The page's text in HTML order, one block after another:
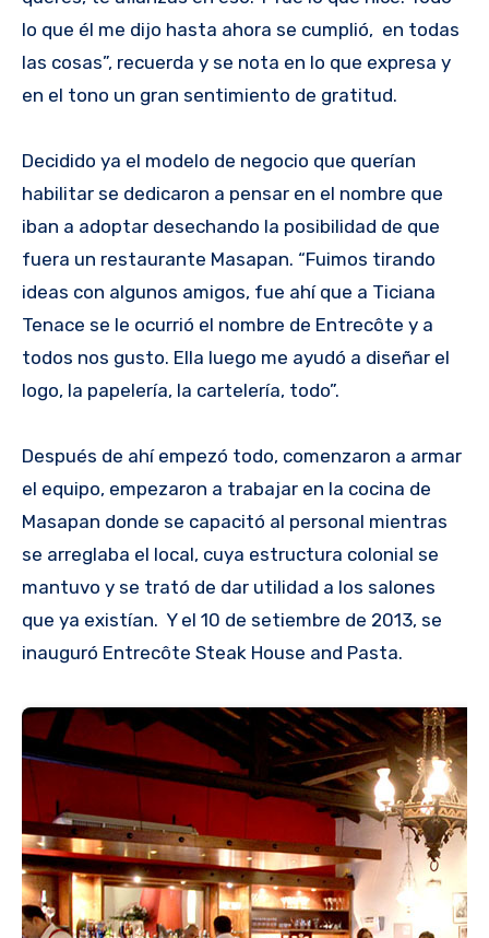
lo que él me dijo hasta ahora se cumplió, en todas
las cosas”, recuerda y se nota en lo que expresa y
en el tono un gran sentimiento de gratitud.
Decidido ya el modelo de negocio que querían
habilitar se dedicaron a pensar en el nombre que
iban a adoptar desechando la posibilidad de que
fuera un restaurante Masapan. “Fuimos tirando
ideas con algunos amigos, fue ahí que a Ticiana
Tenace se le ocurrió el nombre de Entrecôte y a
todos nos gusto. Ella luego me ayudó a diseñar el
logo, la papelería, la cartelería, todo”.
Después de ahí empezó todo, comenzaron a armar
el equipo, empezaron a trabajar en la cocina de
Masapan donde se capacitó al personal mientras
se arreglaba el local, cuya estructura colonial se
mantuvo y se trató de dar utilidad a los salones
que ya existían. Y el 10 de setiembre de 2013, se
inauguró Entrecôte Steak House and Pasta.